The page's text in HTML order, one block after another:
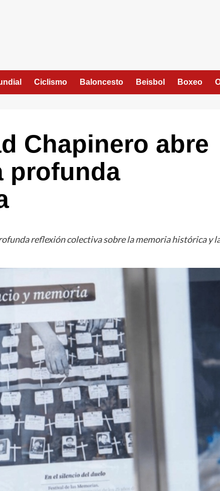
Ciclismo Baloncesto Beisbol Boxeo
Chapinero abre
profunda
reflexión colectiva sobre la memoria histórica y